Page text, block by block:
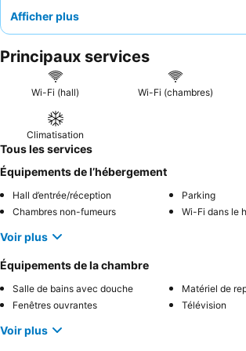
personnel aimable et serviable
Pour une expérience plus moderne,
récemment rénovée
avec des douches et
modernisées.
Afficher plus
Principaux services
Wi-Fi (hall) Wi-Fi (chambres)
Climatisation
Tous les services
Équipements de l’hébergement
Hall d’entrée/réception
Parking
Chambres non-fumeurs
Wi-Fi dans le
Voir plus
Équipements de la chambre
Salle de bains avec douche
Matériel de
Fenêtres ouvrantes
Télévision
Voir plus